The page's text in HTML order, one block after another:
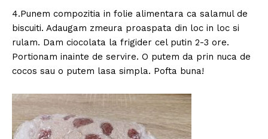
4.Punem compozitia in folie alimentara ca salamul de
biscuiti. Adaugam zmeura proaspata din loc in loc si
rulam. Dam ciocolata la frigider cel putin 2-3 ore.
Portionam inainte de servire. O putem da prin nuca de
cocos sau o putem lasa simpla. Pofta buna!